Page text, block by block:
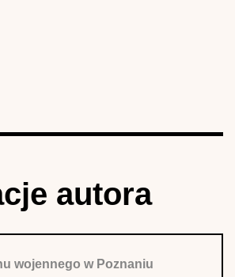
autora
wojennego w Poznaniu